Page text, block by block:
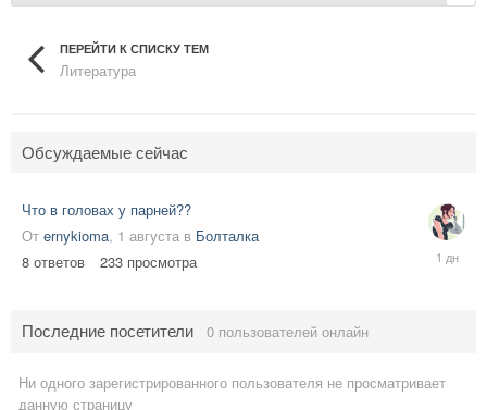
ПЕРЕЙТИ К СПИСКУ ТЕМ
Литература
Обсуждаемые сейчас
Что в головах у парней??
От ernykioma, 1 августа в Болталка
8 ответов 233 просмотра
Thursday
Последние посетители 0 пользователей онлайн
Ни одного зарегистрированного пользователя не просматривает
данную страницу